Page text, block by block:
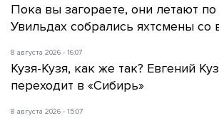
Пока вы загораете, они летают
Увильдах собрались яхтсмены со
8 августа 2026 - 16:07
Кузя-Кузя, как же так? Евгений
переходит в «Сибирь»
8 августа 2026 - 15:07